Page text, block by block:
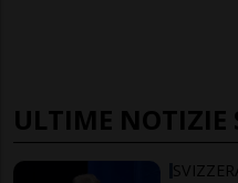
ULTIME NOTIZIE